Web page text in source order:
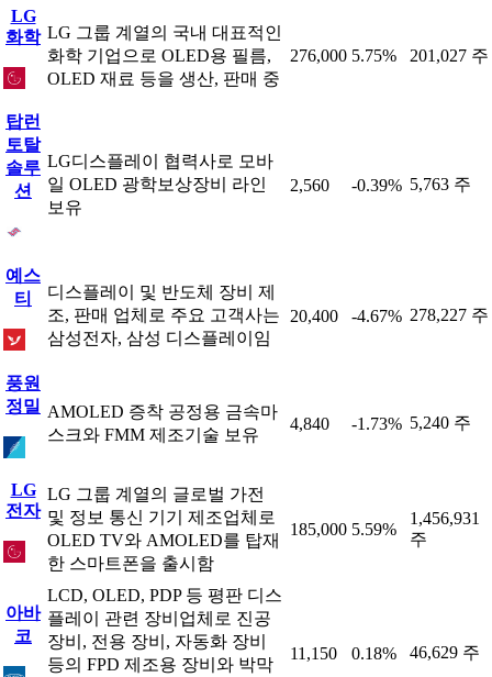
LG
화학 LG 그룹 계열의 국내 대표적인
화학 기업으로 OLED용 필름,
OLED 재료 등을 생산, 판매 중
276,000 5.75% 201,027 주
탑런
토탈
솔루
션
LG디스플레이 협력사로 모바
일 OLED 광학보상장비 라인
보유
2,560 -0.39% 5,763 주
예스
티
디스플레이 및 반도체 장비 제
조, 판매 업체로 주요 고객사는
삼성전자, 삼성 디스플레이임
20,400 -4.67% 278,227 주
풍원
정밀 AMOLED 증착 공정용 금속마
스크와 FMM 제조기술 보유
4,840 -1.73% 5,240 주
LG
전자
LG 그룹 계열의 글로벌 가전
및 정보 통신 기기 제조업체로
OLED TV와 AMOLED를 탑재
한 스마트폰을 출시함
185,000 5.59%
1,456,931
주
아바
코
LCD, OLED, PDP 등 평판 디스
플레이 관련 장비업체로 진공
장비, 전용 장비, 자동화 장비
등의 FPD 제조용 장비와 박막
11,150 0.18% 46,629 주